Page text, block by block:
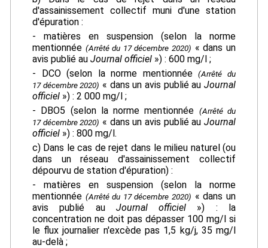
d'assainissement collectif muni d'une station
d'épuration :
- matières en suspension (selon la norme
mentionnée (Arrêté du 17 décembre 2020) « dans un
avis publié au Journal officiel») : 600 mg/l ;
- DCO (selon la norme mentionnée(Arrêté du
17 décembre 2020) « dans un avis publié auJournal
officiel») : 2 000 mg/l ;
- DBO5 (selon la norme mentionnée (Arrêté du
17 décembre 2020) « dans un avis publié auJournal
officiel») : 800 mg/l.
c) Dans le cas de rejet dans le milieu naturel (ou
dans un réseau d'assainissement collectif
dépourvu de station d'épuration) :
- matières en suspension (selon la norme
mentionnée (Arrêté du 17 décembre 2020) « dans un
avis publié au Journal officiel ») : la
concentration ne doit pas dépasser 100 mg/l si
le flux journalier n'excède pas 1,5 kg/j, 35 mg/l
au-delà ;